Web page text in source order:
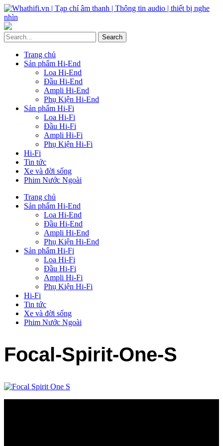
Trang chủ
Sản phẩm Hi-End
Loa Hi-End
Đầu Hi-End
Ampli Hi-End
Phụ Kiện Hi-End
Sản phẩm Hi-Fi
Loa Hi-Fi
Đầu Hi-Fi
Ampli Hi-Fi
Phụ Kiện Hi-Fi
Hi-Fi
Tin tức
Xe và đời sống
Phim Nước Ngoài
Trang chủ
Sản phẩm Hi-End
Loa Hi-End
Đầu Hi-End
Ampli Hi-End
Phụ Kiện Hi-End
Sản phẩm Hi-Fi
Loa Hi-Fi
Đầu Hi-Fi
Ampli Hi-Fi
Phụ Kiện Hi-Fi
Hi-Fi
Tin tức
Xe và đời sống
Phim Nước Ngoài
Focal-Spirit-One-S